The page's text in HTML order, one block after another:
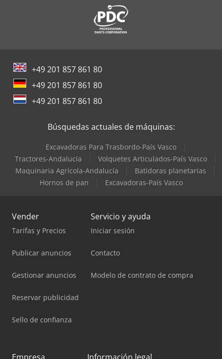
+49 201 857 861 80
+49 201 857 861 80
+49 201 857 861 80
Búsquedas actuales de máquinas:
Excavadoras Para Trasbordo-País Vasco
Tractores-Andalucía
Volquetes Articulados-País Vasco
Maquinaria Agrícola-Andalucía
Batidoras planetarias
Hornos de pan
Excavadoras-País Vasco
Vender
Tarifas y Precios
Publicar anuncios
Gestionar anuncios
Reservar publicidad
Sello de confianza
Servicio y ayuda
Iniciar sesión
Contacto
Modelo de contrato de compra